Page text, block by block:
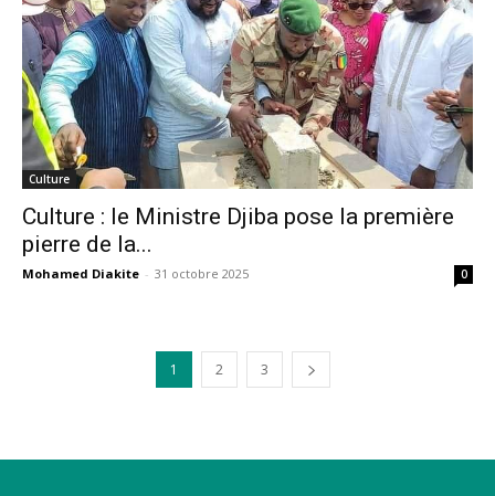
Culture
Culture : le Ministre Djiba pose la première
pierre de la...
Mohamed Diakite - 31 octobre 2025 0
1 2 3